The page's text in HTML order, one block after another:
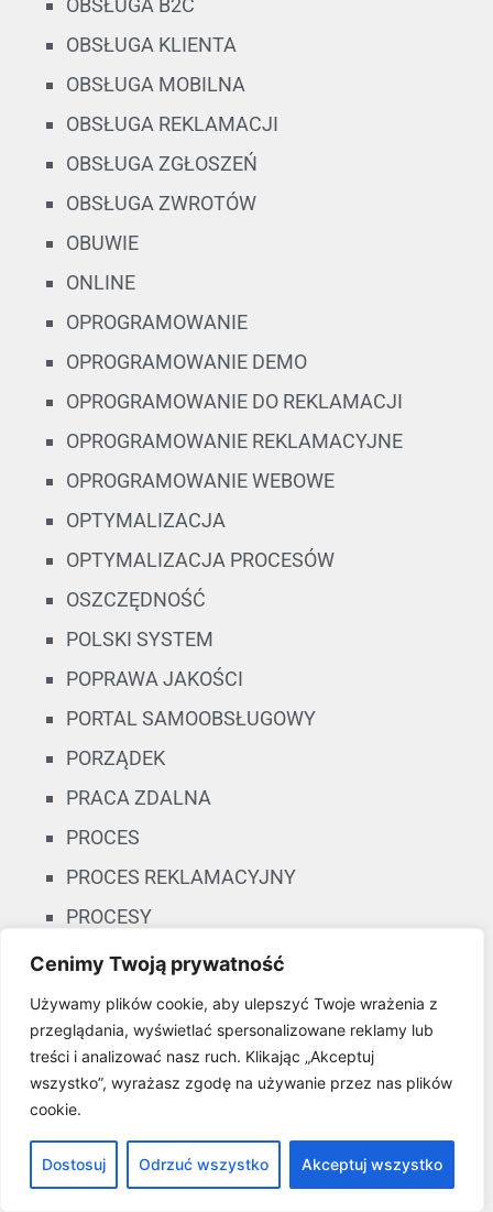
Cenimy Twoją prywatność
Używamy plików cookie, aby ulepszyć Twoje wrażenia z
przeglądania, wyświetlać spersonalizowane reklamy lub
treści i analizować nasz ruch. Klikając „Akceptuj
wszystko”, wyrażasz zgodę na używanie przez nas plików
cookie.
Dostosuj Odrzuć wszystko Akceptuj wszystko
OBSŁUGA B2C
OBSŁUGA KLIENTA
OBSŁUGA MOBILNA
OBSŁUGA REKLAMACJI
OBSŁUGA ZGŁOSZEŃ
OBSŁUGA ZWROTÓW
OBUWIE
ONLINE
OPROGRAMOWANIE
OPROGRAMOWANIE DEMO
OPROGRAMOWANIE DO REKLAMACJI
OPROGRAMOWANIE REKLAMACYJNE
OPROGRAMOWANIE WEBOWE
OPTYMALIZACJA
OPTYMALIZACJA PROCESÓW
OSZCZĘDNOŚĆ
POLSKI SYSTEM
POPRAWA JAKOŚCI
PORTAL SAMOOBSŁUGOWY
PORZĄDEK
PRACA ZDALNA
PROCES
PROCES REKLAMACYJNY
PROCESY
PROFESJONALIZM
PROFESJONALNE PROCEDURY
PROGRAM DO OBSŁUGI REKLAMACJI
PROGRAM DO RAPORTOWANIA
PROGRAM DO REKLAMACJI
PROGRAM ONLINE
PROGRAM REKLAMACYJNY